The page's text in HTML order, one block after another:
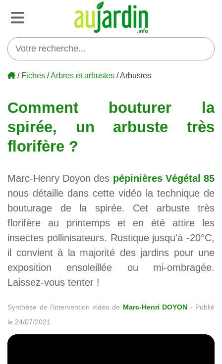
/ Fiches /Arbres et arbustes / Arbustes
Comment bouturer la
spirée, un arbuste très
florifère ?
Marc-Henry Doyon des pépinières Végétal 85
nous détaille dans cette vidéo la technique de
bouturage de la spirée. Cet arbuste très
florifère au printemps et en été attire les
insectes pollinisateurs. Rustique jusqu'à -20°C,
il convient à la majorité des jardins pour une
exposition ensoleillée ou mi-ombragée.
Laissez-vous tenter !
Synthèse de l'intervention vidéo de Marc-Henri DOYON - Publié
le 24/07/2021